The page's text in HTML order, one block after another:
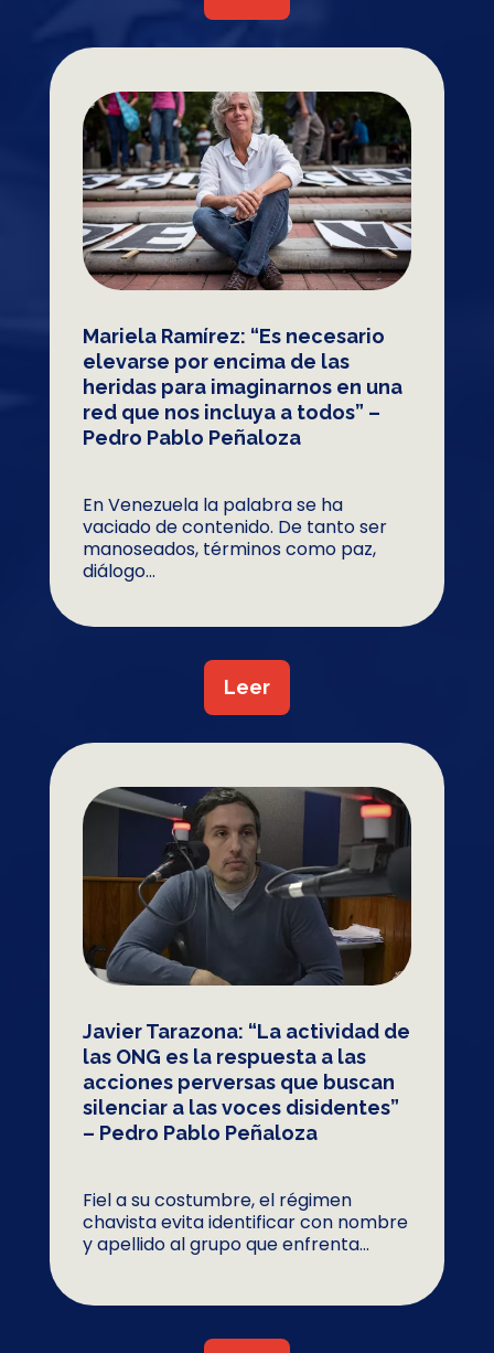
Mariela Ramírez: “Es necesario
elevarse por encima de las
heridas para imaginarnos en una
red que nos incluya a todos” –
Pedro Pablo Peñaloza
En Venezuela la palabra se ha
vaciado de contenido. De tanto ser
manoseados, términos como paz,
diálogo...
Leer
Javier Tarazona: “La actividad de
las ONG es la respuesta a las
acciones perversas que buscan
silenciar a las voces disidentes”
– Pedro Pablo Peñaloza
Fiel a su costumbre, el régimen
chavista evita identificar con nombre
y apellido al grupo que enfrenta...